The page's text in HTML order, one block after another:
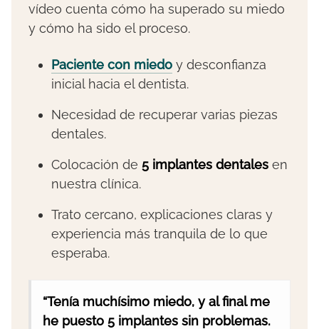
vídeo cuenta cómo ha superado su miedo
y cómo ha sido el proceso.
Paciente con miedo y desconfianza
inicial hacia el dentista.
Necesidad de recuperar varias piezas
dentales.
Colocación de 5 implantes dentales en
nuestra clínica.
Trato cercano, explicaciones claras y
experiencia más tranquila de lo que
esperaba.
“Tenía muchísimo miedo, y al final me
he puesto 5 implantes sin problemas.